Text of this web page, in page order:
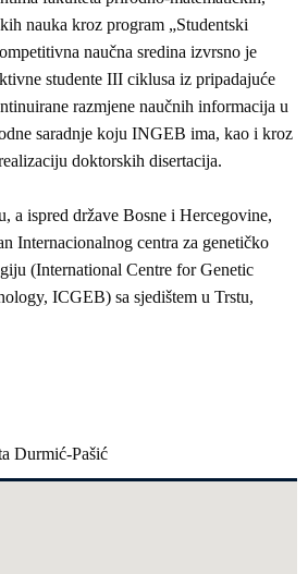
nauka kroz program „Studentski
naučna sredina izvrsno je
studente III ciklusa iz pripadajuće
razmjene naučnih informacija u
saradnje koju INGEB ima, kao i kroz
doktorskih disertacija.
a ispred države Bosne i Hercegovine,
Internacionalnog centra za genetičko
(International Centre for Genetic
ICGEB) sa sjedištem u Trstu,
Durmić-Pašić